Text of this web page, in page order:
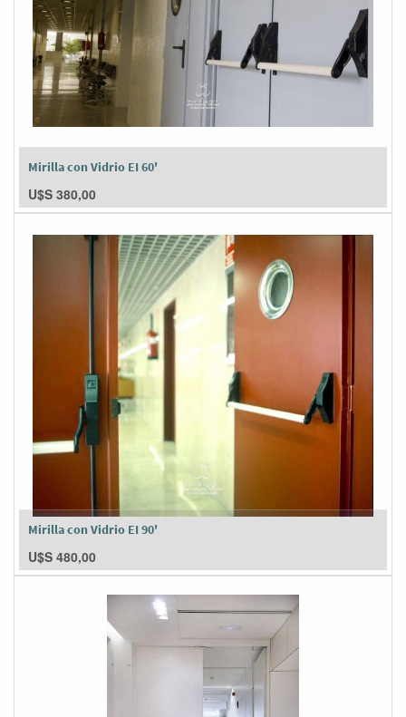
Mirilla con Vidrio EI 60'
U$S 380,00
Mirilla con Vidrio EI 90'
U$S 480,00